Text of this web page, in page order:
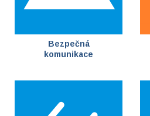
Bezpečná
komunikace